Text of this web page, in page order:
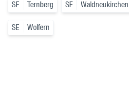
SE Ternberg SE Waldneukirchen
SE Wolfern